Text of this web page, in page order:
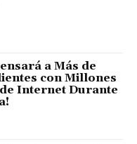
a Más de
con Millones
Internet Durante